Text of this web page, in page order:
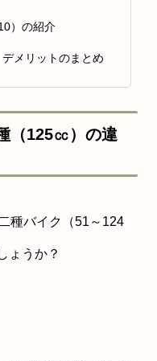
）の紹介
メリットのまとめ
（125㏄）の違
種バイク（51～124
ょうか？